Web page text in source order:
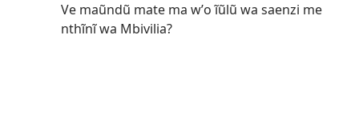
Ve maũndũ mate ma wʼo ĩũlũ wa saenzi me
nthĩnĩ wa Mbivilia?